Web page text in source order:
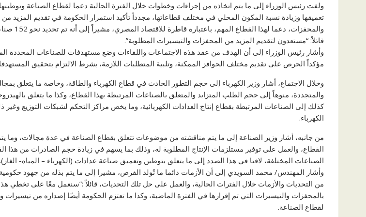
ولفت رئيس الوزراء إلى ما يتم اتخاذه من إجراءات وخطوات خلال الفترة الحالية دعما لقطاع الصناعة
تعميقها وزيادة نسبة المكون المحلي في مختلف قطاعاتها، مجدداً تأكيد استمرار الحكومة في تقديم المزيد من
والمحفزات، دعما
قائلاً: “مستعدون لتقديم المزيد من المحفزات والتيسيرات المطلوبة”.
وأشار رئيس الوزراء إلى أن الهدف من عقد هذه الاجتماعات واللقاءات وضع مستهدفات للصناعات المحددة
مؤكداً الحرص على تقديم مختلف الحوافز الممكنة، وتلبية المتطلبات اللازمة، بشرط الالتزام بتحقيق
وخلال الاجتماع، أشار وزير الكهرباء إلى حجم التطور الحادث في قطاع الكهرباء والطاقة، وخاصة ما يتعلق
والمتجددة، منوهاً إلى حجم الطلب المتزايد والمتعلق بالصناعات المرتبطة بهذا القطاع، وكذا ما يتعلق
كذلك إلى الصناعات المرتبطة بقطاع إنتاج العدادات الكهربائية، وما يخص مراكز التحكم لشبكات التوزيع وغير
الكهرباء.
من جانبه، أشار وزير الصناعة إلى ما يتم مناقشته من موضوعات تتعلق بقطاع الصناعة في عدة مجالات، وما
القطاع، والعمل على توفير مستلزمات الإنتاج المطلوبة له، وذلك بما يسهم في زيادة حجم الصادرات من هذا
الصناعات المختلفة، لافتا في هذا الصدد إلى ما يتعلق بتوطين وتعميق صناعة عدادات (الكهرباء – المياه- الغاز).
وأشار المهندس/ محمد السويدي إلى أن الأزمات دائما ما تُولد الفرص، مشيرا إلى ما يتم بذله من جهود حكومية
من التحديات والأزمات خلال الفترات الحالية، والعمل على حل تلك التحديات، قائلاً :”سنعمل معًا على تخطي
بالمحفزات والتيسيرات التي تم إقرارها في الفترة الماضية، وكذا ما تعتزم الحكومة أيضًا إصداره من
لقطاع الصناعة.